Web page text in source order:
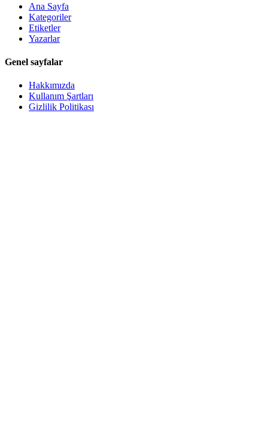
Ana Sayfa
Kategoriler
Etiketler
Yazarlar
Genel sayfalar
Hakkımızda
Kullanım Şartları
Gizlilik Politikası